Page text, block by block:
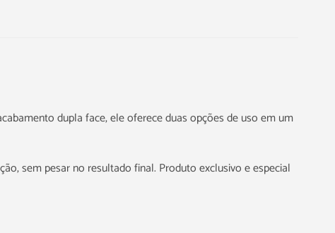
dupla face, ele oferece duas opções de uso em um
sem pesar no resultado final. Produto exclusivo e especial